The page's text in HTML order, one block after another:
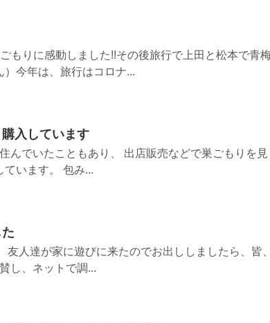
もりに感動しました!!その後旅行で上田と松本で青
今年は、旅行はコロナ...
入しています
んでいたこともあり、 出店販売などで巣ごもりを見
います。 包み...
人達が家に遊びに来たのでお出ししましたら、皆、
し、ネットで調...